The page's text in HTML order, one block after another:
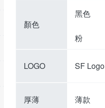
顏色
黑色
粉
LOGO SF Logo
厚薄 薄款